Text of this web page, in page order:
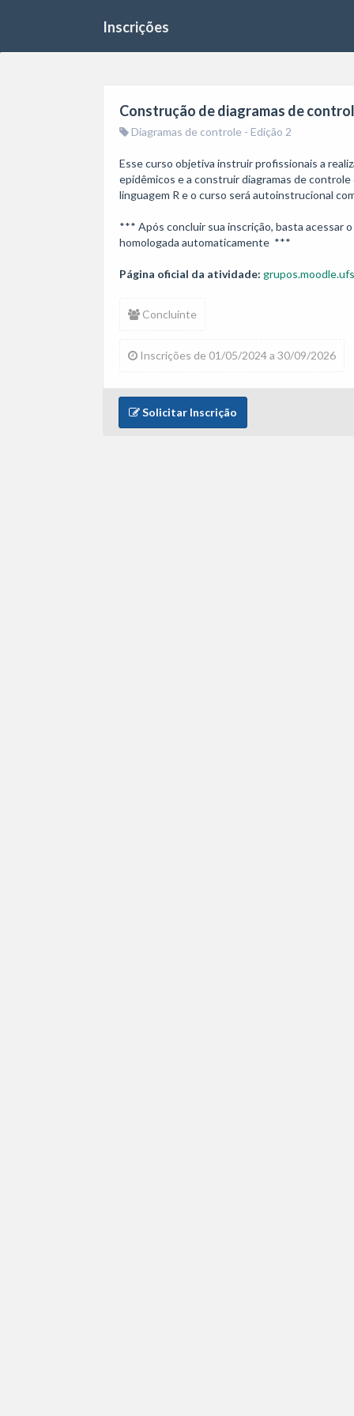
Inscrições
Construção de diagramas de
Diagramas de controle - Edição 2
Esse curso objetiva instruir profissionais a
epidêmicos e a construir diagramas de
linguagem R e o curso será autoinstrucional
*** Após concluir sua inscrição, basta acessar
homologada automaticamente  ***
Página oficial da atividade:
Concluinte
Inscrições de 01/05/2024 a 30/09/2026
Solicitar Inscrição